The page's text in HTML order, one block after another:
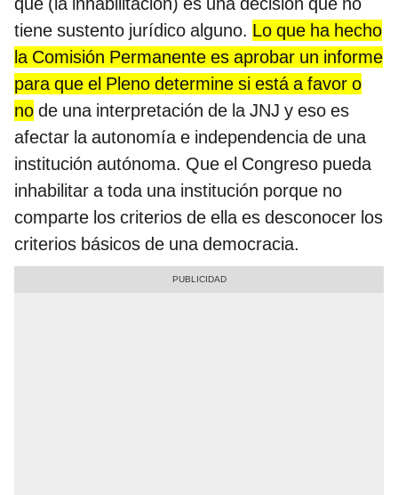
tiene sustento jurídico alguno. Lo que ha hecho
la Comisión Permanente es aprobar un informe
para que el Pleno determine si está a favor o
no de una interpretación de la JNJ y eso es
afectar la autonomía e independencia de una
institución autónoma. Que el Congreso pueda
inhabilitar a toda una institución porque no
comparte los criterios de ella es desconocer los
criterios básicos de una democracia.